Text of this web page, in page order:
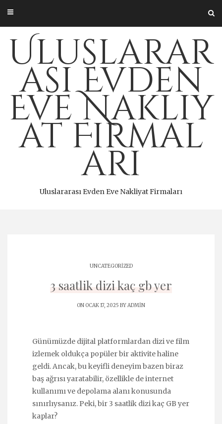
content
Uluslarar
ası Evden
Eve Nakliy
at Firmal
arı
Uluslararası Evden Eve Nakliyat Firmaları
UNCATEGORIZED
3 saatlik dizi kaç gb yer
ON OCAK 17, 2025 BYADMIN
Günümüzde dijital platformlardan dizi ve film
izlemek oldukça popüler bir aktivite haline
geldi. Ancak, bu keyifli deneyim bazen biraz
baş ağrısı yaratabilir, özellikle de internet
kullanımı ve depolama alanı konusunda
sınırlıysanız. Peki, bir 3 saatlik dizi kaç GB yer
kaplar?